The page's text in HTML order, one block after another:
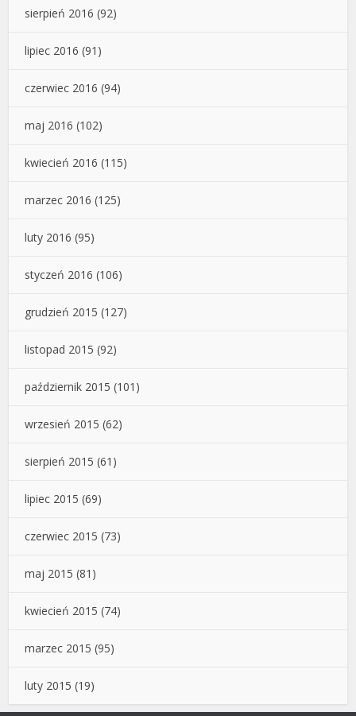
sierpień 2016 (92)
lipiec 2016 (91)
czerwiec 2016 (94)
maj 2016 (102)
kwiecień 2016 (115)
marzec 2016 (125)
luty 2016 (95)
styczeń 2016 (106)
grudzień 2015 (127)
listopad 2015 (92)
październik 2015 (101)
wrzesień 2015 (62)
sierpień 2015 (61)
lipiec 2015 (69)
czerwiec 2015 (73)
maj 2015 (81)
kwiecień 2015 (74)
marzec 2015 (95)
luty 2015 (19)